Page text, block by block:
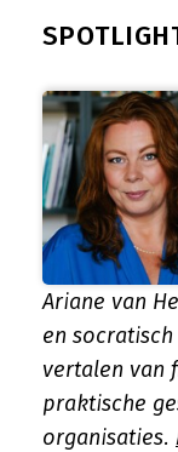
Ariane van
en
vertalen van
praktische
organisaties.